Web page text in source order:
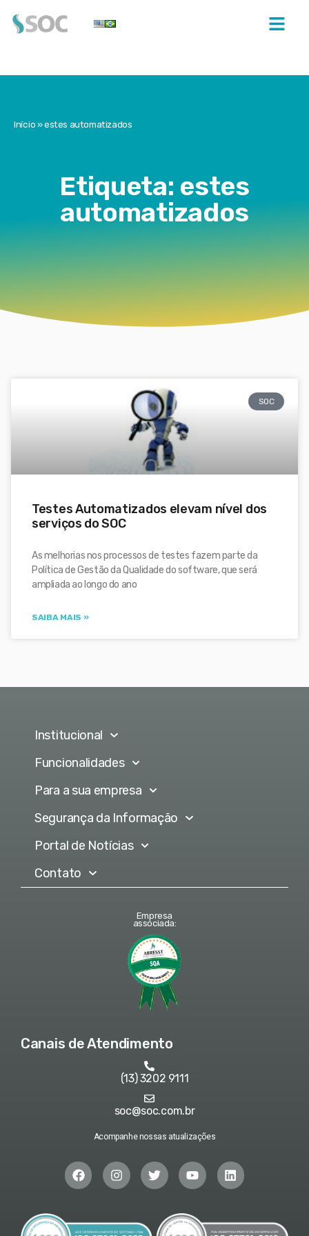
Início»estes automatizados
Etiqueta: estes
automatizados
SOC
Testes Automatizados elevam nível dos
serviços do SOC
As melhorias nos processos de testes fazem parte da
Política de Gestão da Qualidade do software, que será
ampliada ao longo do ano
SAIBA MAIS »
Institucional
Funcionalidades
Para a sua empresa
Segurança da Informação
Portal de Notícias
Contato
Empresa
associada:
Canais de Atendimento
(13) 3202 9111
soc@soc.com.br
Acompanhe nossas atualizações